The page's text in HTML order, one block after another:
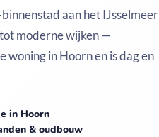
aan het IJsselmeer
moderne wijken —
woning in Hoorn en is dag en
in Hoorn
& oudbouw